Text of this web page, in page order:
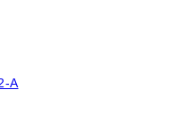
А